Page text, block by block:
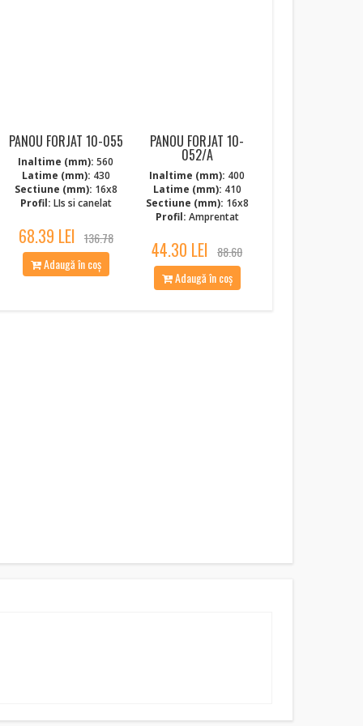
PANOU FORJAT 10-055
Inaltime (mm): 560
Latime (mm): 430
Sectiune (mm): 16x8
Profil: LIs si canelat
68.39 LEI 136.78
Adaugă în coș
PANOU FORJAT 10-
052/A
Inaltime (mm): 400
Latime (mm): 410
Sectiune (mm): 16x8
Profil: Amprentat
44.30 LEI 88.60
Adaugă în coș